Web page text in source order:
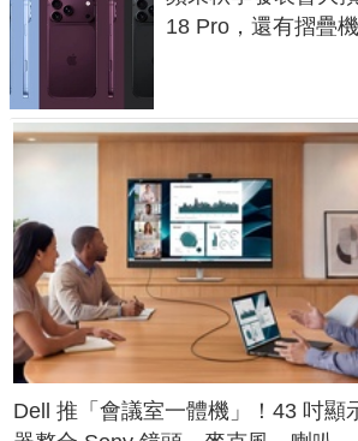
18 Pro，還有摺疊
Dell 推「會議室一體機」！43 吋顯